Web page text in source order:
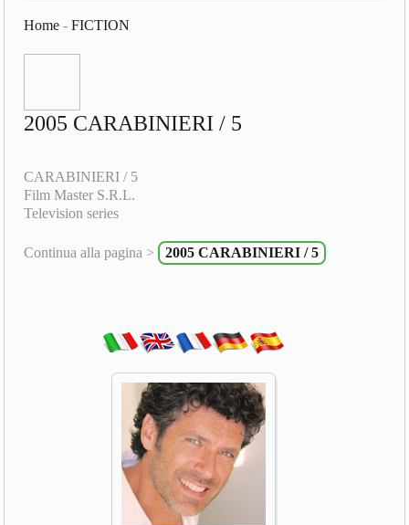
Home -FICTION
2005 CARABINIERI / 5
CARABINIERI / 5
Film Master S.R.L.
Television series
Continua alla pagina > 2005 CARABINIERI / 5